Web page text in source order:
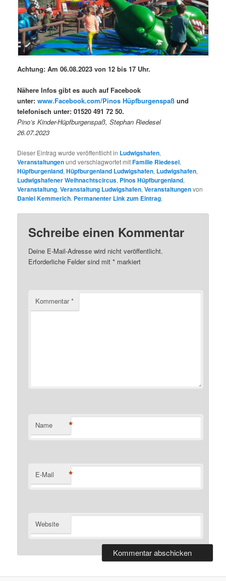
Achtung: Am 06.08.2023 von 12 bis 17 Uhr.
Nähere Infos gibt es auch auf Facebook
unter:www.Facebook.com/Pinos Hüpfburgenspaß und
telefonisch unter: 01520 491 72 50.
Pino’s Kinder-Hüpfburgenspaß, Stephan Riedesel
26.07.2023
Dieser Eintrag wurde veröffentlicht in Ludwigshafen,
Veranstaltungenund verschlagwortet mitFamilie Riedesel,
Hüpfburgenland,Hüpfburgenland Ludwigshafen, Ludwigshafen,
Ludwigshafener Weihnachtscircus, Pinos Hüpfburgenland,
Veranstaltung,Veranstaltung Ludwigshafen,Veranstaltungenvon
Daniel Kemmerich. Permanenter Link zum Eintrag.
Schreibe einen Kommentar
Deine E-Mail-Adresse wird nicht veröffentlicht.
Erforderliche Felder sind mit* markiert
Kommentar*
Name *
E-Mail *
Website